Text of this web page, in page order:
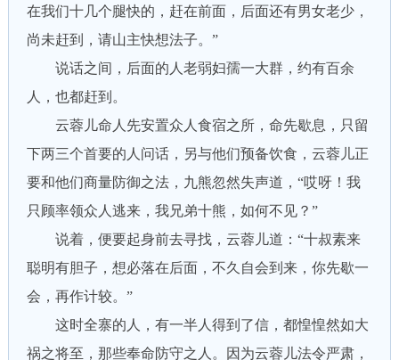
在我们十几个腿快的，赶在前面，后面还有男女老少，
尚未赶到，请山主快想法子。”
说话之间，后面的人老弱妇孺一大群，约有百余
人，也都赶到。
云蓉儿命人先安置众人食宿之所，命先歇息，只留
下两三个首要的人问话，另与他们预备饮食，云蓉儿正
要和他们商量防御之法，九熊忽然失声道，“哎呀！我
只顾率领众人逃来，我兄弟十熊，如何不见？”
说着，便要起身前去寻找，云蓉儿道：“十叔素来
聪明有胆子，想必落在后面，不久自会到来，你先歇一
会，再作计较。”
这时全寨的人，有一半人得到了信，都惶惶然如大
祸之将至，那些奉命防守之人。因为云蓉儿法令严肃，